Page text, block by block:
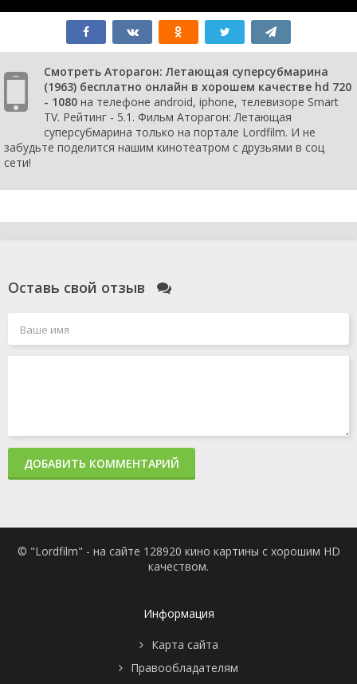
Смотреть Аторагон: Летающая суперсубмарина
(1963) бесплатно онлайн в хорошем качестве hd 720
- 1080 на телефоне android, iphone, телевизоре Smart
TV. Рейтинг - 5.1. Фильм Аторагон: Летающая
суперсубмарина только на портале Lordfilm. И не
забудьте поделится нашим кинотеатром с друзьями в соц
сети!
Оставь свой отзыв
ДОБАВИТЬ КОММЕНТАРИЙ
© "Lordfilm" - на сайте 128920 кино картины с хорошим HD
качеством.
Информация
Карта сайта
Правообладателям